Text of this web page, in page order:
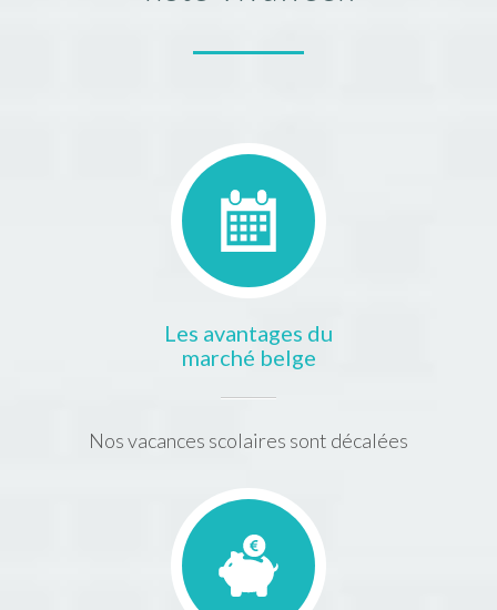
Les avantages du
marché belge
Nos vacances scolaires sont décalées